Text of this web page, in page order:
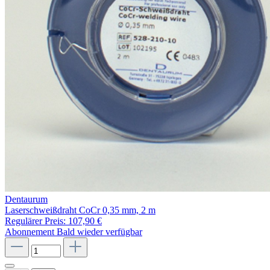
Dentaurum
Laserschweißdraht CoCr 0,35 mm, 2 m
Regulärer Preis: 107,90 €
Abonnement Bald wieder verfügbar